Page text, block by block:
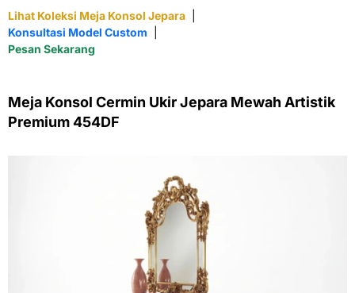
Lihat Koleksi Meja Konsol Jepara
Konsultasi Model Custom
Pesan Sekarang
Meja Konsol Cermin Ukir Jepara Mewah Artistik
Premium 454DF